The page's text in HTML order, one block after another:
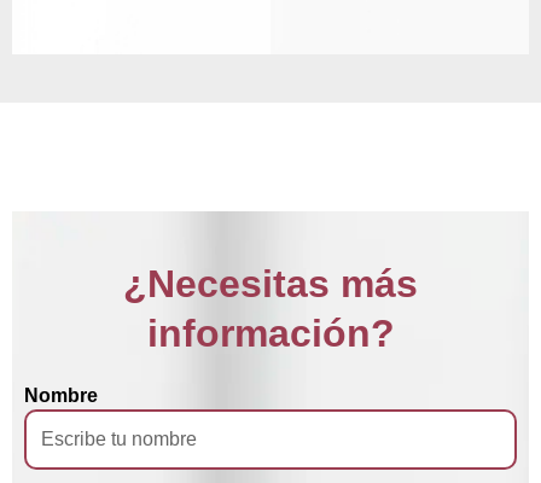
¿Necesitas más
información?
Nombre